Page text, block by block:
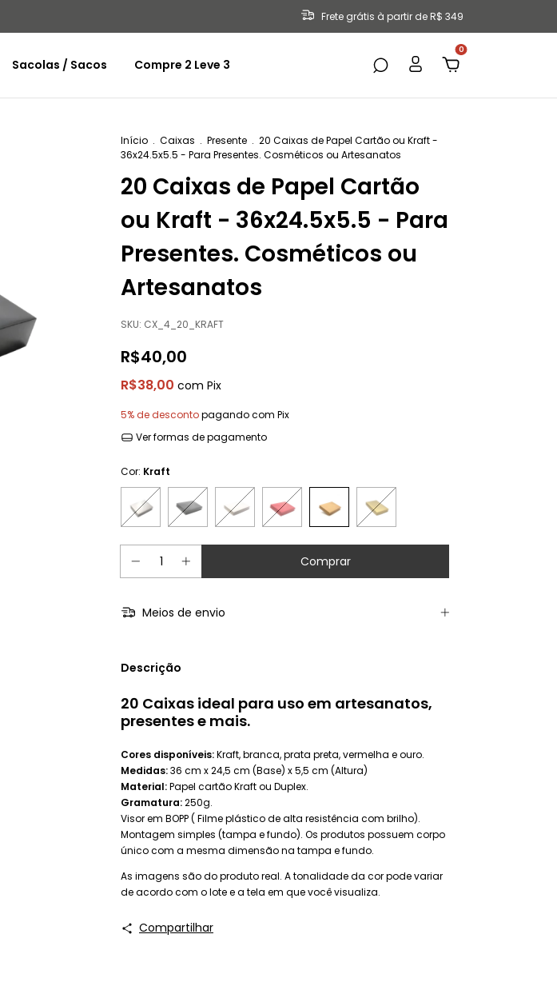
Frete grátis à partir de R$ 349
Sacolas / Sacos Compre 2 Leve 3
0
Início . Caixas . Presente . 20 Caixas de Papel Cartão ou Kraft -
36x24.5x5.5 - Para Presentes. Cosméticos ou Artesanatos
20 Caixas de Papel Cartão
ou Kraft - 36x24.5x5.5 - Para
Presentes. Cosméticos ou
Artesanatos
SKU: CX_4_20_KRAFT
R$40,00
R$38,00 com Pix
5% de descontopagando com Pix
Ver formas de pagamento
Cor: Kraft
Meios de envio
Descrição
20 Caixas ideal para uso em artesanatos,
presentes e mais.
Cores disponíveis:Kraft, branca, prata preta, vermelha e ouro.
Medidas:36 cm x 24,5 cm (Base) x 5,5 cm (Altura)
Material:Papel cartão Kraft ou Duplex.
Gramatura:250g.
Visor em BOPP ( Filme plástico de alta resistência com brilho).
Montagem simples (tampa e fundo). Os produtos possuem corpo
único com a mesma dimensão na tampa e fundo.
As imagens são do produto real. A tonalidade da cor pode variar
de acordo com o lote e a tela em que você visualiza.
Compartilhar